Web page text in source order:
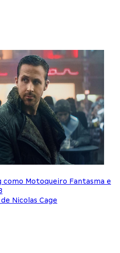
como Motoqueiro Fantasma e
Nicolas Cage